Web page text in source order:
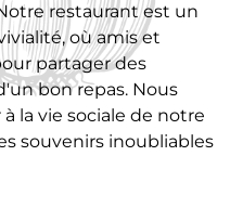
restaurant est un
où amis et
partager des
bon repas. Nous
la vie sociale de notre
souvenirs inoubliables